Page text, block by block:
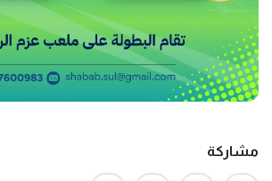
مشاركة